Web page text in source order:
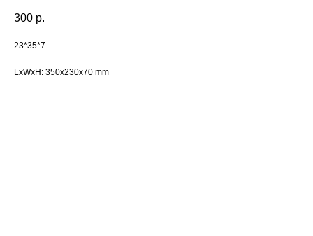
300 р.
23*35*7
LxWxH: 350x230x70 mm